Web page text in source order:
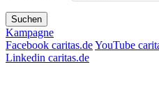
Suchen
Kampagne
Facebook caritas.deYouTube
Linkedin caritas.de